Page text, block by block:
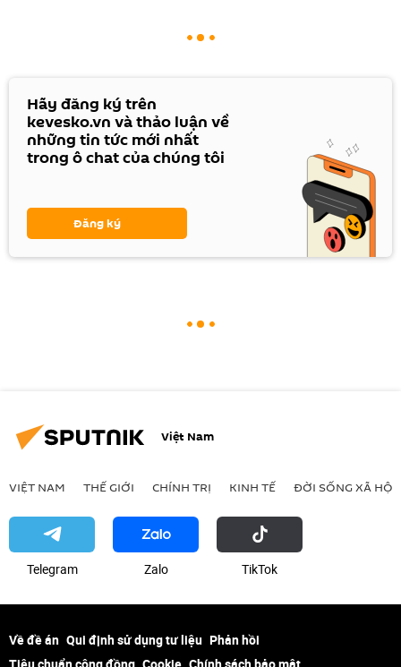
Hãy đăng ký trên
kevesko.vn và thảo luận về
những tin tức mới nhất
trong ô chat của chúng tôi
Đăng ký
Việt Nam
VIỆT NAM THẾ GIỚI CHÍNH TRỊ KINH TẾ ĐỜI SỐNG XÃ HỘI
Telegram Zalo ТikТоk
Về đề án Qui định sử dụng tư liệu Phản hồi